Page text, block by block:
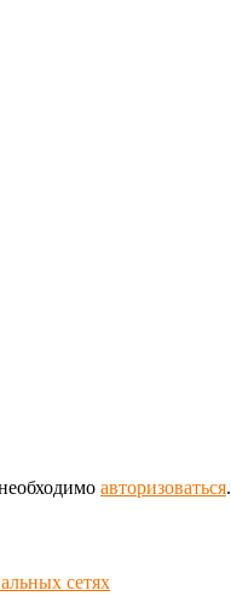
авторизоваться.
сетях